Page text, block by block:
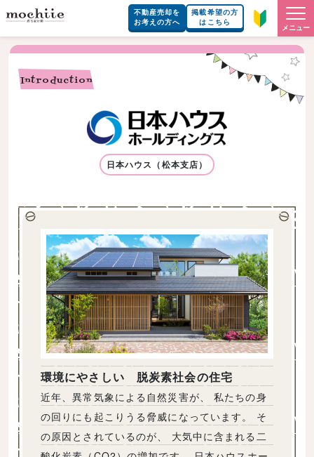
不動産売却を
お考えの方へ
掲載希望の方
はこちら
メニュー
Introduction
日本ハウス（松本支店）
環境にやさしい 脱炭素社会の住宅
近年、異常気象による自然災害が、 私たちの身
の回りにも起こりうる脅威になっています。 そ
の原因とされているのが、 大気中に含まれる二